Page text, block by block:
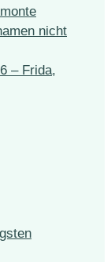
nicht
– Frida,